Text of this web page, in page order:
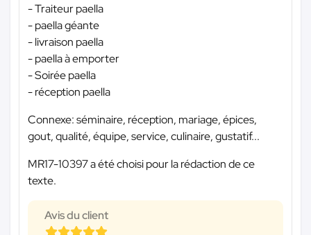
- Traiteur paella
- paella géante
- livraison paella
- paella à emporter
- Soirée paella
- réception paella
Connexe: séminaire, réception, mariage, épices,
gout, qualité, équipe, service, culinaire, gustatif...
MR17-10397 a été choisi pour la rédaction de ce
texte.
Avis du client